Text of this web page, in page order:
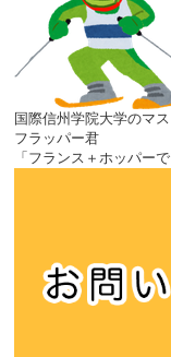
国際信州学院大学のマ
フラッパー君
「フランス＋ホッパー